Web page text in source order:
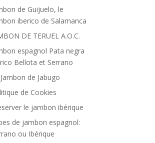
de Guijuelo, le
iberico de Salamanca
DE TERUEL A.O.C.
espagnol Pata negra
Bellota et Serrano
de Jabugo
de Cookies
le jambon ibérique
de jambon espagnol:
ou Ibérique